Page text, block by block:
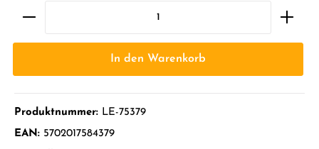
In den Warenkorb
Produktnummer: LE-75379
EAN: 5702017584379